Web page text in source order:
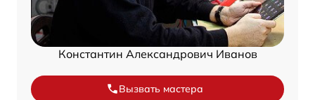
Константин Александрович Иванов
Вызвать мастера